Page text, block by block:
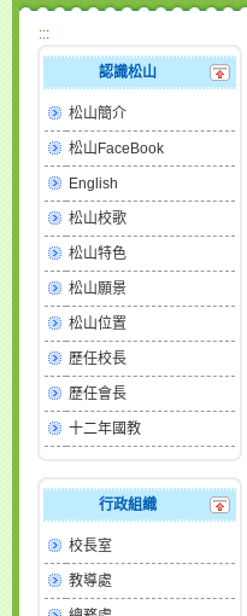
:::
認識松山
松山簡介
松山FaceBook
English
松山校歌
松山特色
松山願景
松山位置
歷任校長
歷任會長
十二年國教
行政組織
校長室
教導處